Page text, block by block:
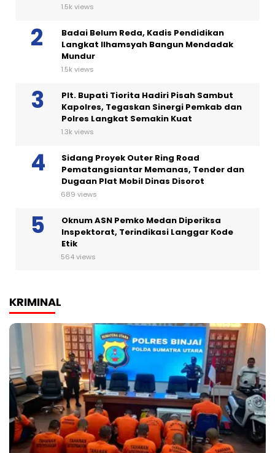
1.5k views
Badai Belum Reda, Kadis Pendidikan
Langkat Ilhamsyah Bangun Mendadak
Mundur
1.5k views
Plt. Bupati Tiorita Hadiri Pisah Sambut
Kapolres, Tegaskan Sinergi Pemkab dan
Polres Langkat Semakin Kuat
1.3k views
Sidang Proyek Outer Ring Road
Pematangsiantar Memanas, Tender dan
Dugaan Plat Mobil Dinas Disorot
689 views
Oknum ASN Pemko Medan Diperiksa
Inspektorat, Terindikasi Langgar Kode
Etik
564 views
KRIMINAL